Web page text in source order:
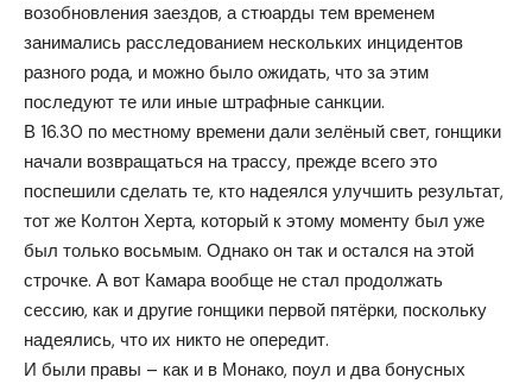
возобновления заездов, а стюарды тем временем
занимались расследованием нескольких инцидентов
разного рода, и можно было ожидать, что за этим
последуют те или иные штрафные санкции.
В 16.30 по местному времени дали зелёный свет, гонщики
начали возвращаться на трассу, прежде всего это
поспешили сделать те, кто надеялся улучшить результат,
тот же Колтон Херта, который к этому моменту был уже
был только восьмым. Однако он так и остался на этой
строчке. А вот Камара вообще не стал продолжать
сессию, как и другие гонщики первой пятёрки, поскольку
надеялись, что их никто не опередит.
И были правы – как и в Монако, поул и два бонусных